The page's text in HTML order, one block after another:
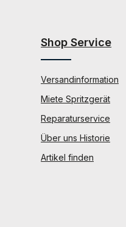
Shop Service
Versandinformation
Miete Spritzgerät
Reparaturservice
Über uns Historie
Artikel finden